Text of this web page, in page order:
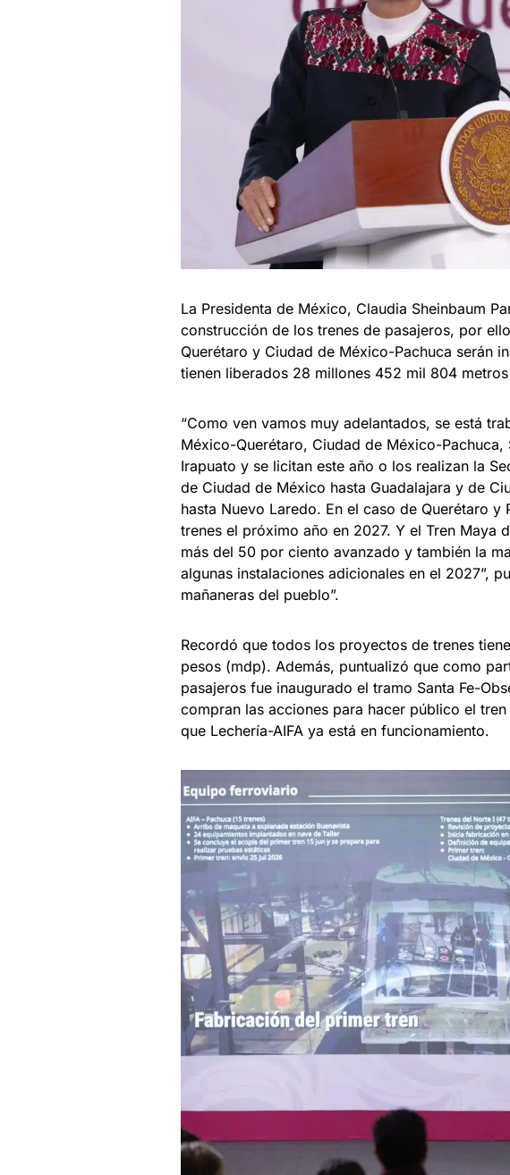
La Presidenta de México, Claudia Sheinbaum
construcción de los trenes de pasajeros, por
Querétaro y Ciudad de México-Pachuca serán
tienen liberados 28 millones 452 mil 804
“Como ven vamos muy adelantados, se está
México-Querétaro, Ciudad de México-
Irapuato y se licitan este año o los realizan la
de Ciudad de México hasta Guadalajara y de
hasta Nuevo Laredo. En el caso de Querétaro
trenes el próximo año en 2027. Y el Tren Maya
más del 50 por ciento avanzado y también la
algunas instalaciones adicionales en el 2027”,
mañaneras del pueblo”.
Recordó que todos los proyectos de trenes
pesos (mdp). Además, puntualizó que como
pasajeros fue inaugurado el tramo Santa Fe-
compran las acciones para hacer público el
que Lechería-AIFA ya está en funcionamiento.